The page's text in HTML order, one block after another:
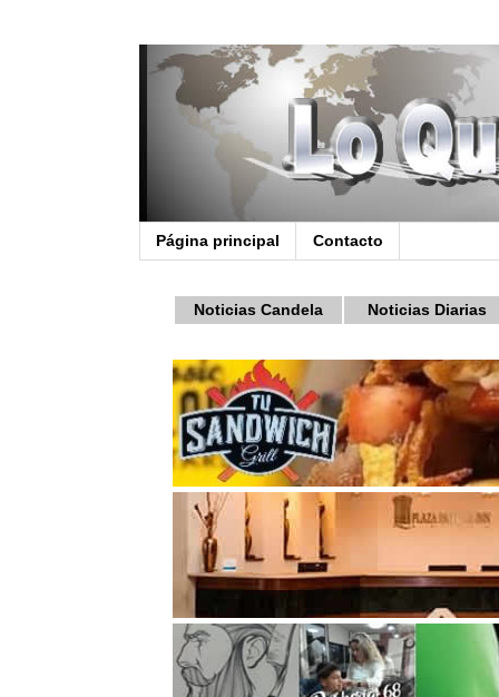
Página principal Contacto
Noticias Candela Noticias Diarias